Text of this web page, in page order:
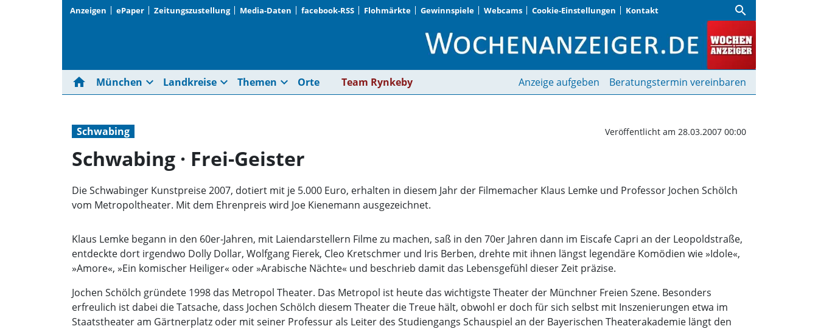
Anzeigen ePaper Zeitungszustellung Media-Daten facebook-RSS Flohmärkte Gewinnspiele Webcams Cookie-Einstellungen Kontakt search
Schwabing · Frei-Geister | Wochenanzeiger
home München expand_more Landkreise expand_more Themen expand_more Orte Team Rynkeby Anzeige aufgeben Beratungstermin vereinbaren
Schwabing Veröffentlicht am 28.03.2007 00:00
Schwabing · Frei-Geister
Die Schwabinger Kunstpreise 2007, dotiert mit je 5.000 Euro, erhalten in diesem Jahr der Filmemacher Klaus Lemke und Professor Jochen Schölch
vom Metropoltheater. Mit dem Ehrenpreis wird Joe Kienemann ausgezeichnet.
Klaus Lemke begann in den 60er-Jahren, mit Laiendarstellern Filme zu machen, saß in den 70er Jahren dann im Eiscafe Capri an der Leopoldstraße,
entdeckte dort irgendwo Dolly Dollar, Wolfgang Fierek, Cleo Kretschmer und Iris Berben, drehte mit ihnen längst legendäre Komödien wie »Idole«,
»Amore«, »Ein komischer Heiliger« oder »Arabische Nächte« und beschrieb damit das Lebensgefühl dieser Zeit präzise.
Jochen Schölch gründete 1998 das Metropol Theater. Das Metropol ist heute das wichtigste Theater der Münchner Freien Szene. Besonders
erfreulich ist dabei die Tatsache, dass Jochen Schölch diesem Theater die Treue hält, obwohl er doch für sich selbst mit Inszenierungen etwa im
Staatstheater am Gärtnerplatz oder mit seiner Professur als Leiter des Studiengangs Schauspiel an der Bayerischen Theaterakademie längt den